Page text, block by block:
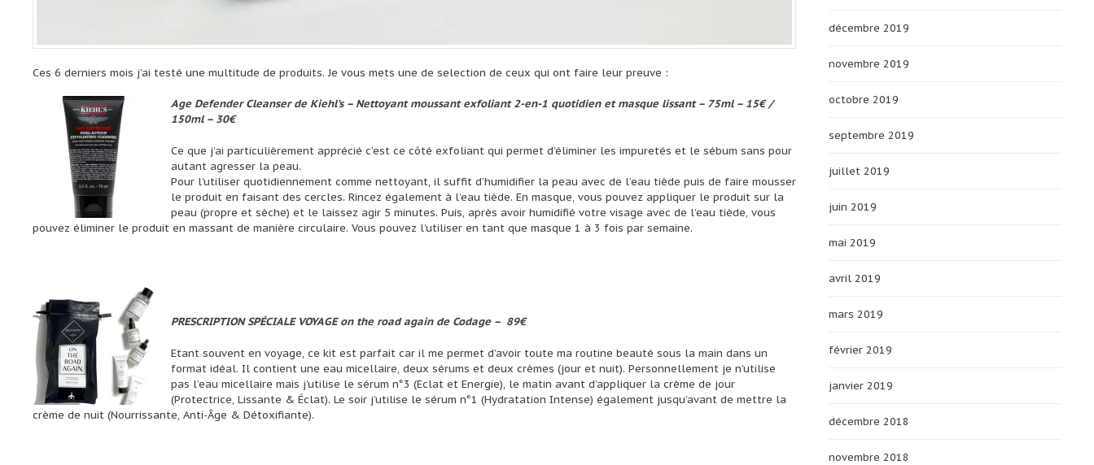
Ces 6 derniers mois j’ai testé une multitude de produits. Je vous mets une de selection de ceux qui ont faire leur preuve :
Age Defender Cleanser de Kiehl’s – Nettoyant moussant exfoliant 2-en-1 quotidien et masque lissant – 75ml – 15€ /
150ml – 30€
Ce que j’ai particulièrement apprécié c’est ce côté exfoliant qui permet d’éliminer les impuretés et le sébum sans pour
autant agresser la peau.
Pour l’utiliser quotidiennement comme nettoyant, il suffit d’humidifier la peau avec de l’eau tiède puis de faire mousser
le produit en faisant des cercles. Rincez également à l’eau tiède. En masque, vous pouvez appliquer le produit sur la
peau (propre et sèche) et le laissez agir 5 minutes. Puis, après avoir humidifié votre visage avec de l’eau tiède, vous
pouvez éliminer le produit en massant de manière circulaire. Vous pouvez l’utiliser en tant que masque 1 à 3 fois par semaine.
PRESCRIPTION SPÉCIALE VOYAGE on the road again de Codage – 89€
Etant souvent en voyage, ce kit est parfait car il me permet d’avoir toute ma routine beauté sous la main dans un
format idéal. Il contient une eau micellaire, deux sérums et deux crèmes (jour et nuit). Personnellement je n’utilise
pas l’eau micellaire mais j’utilise le sérum n°3 (Eclat et Energie), le matin avant d’appliquer la crème de jour
(Protectrice, Lissante & Éclat). Le soir j’utilise le sérum n°1 (Hydratation Intense) également jusqu’avant de mettre la
crème de nuit (Nourrissante, Anti-Âge & Détoxifiante).
décembre 2019
novembre 2019
octobre 2019
septembre 2019
juillet 2019
juin 2019
mai 2019
avril 2019
mars 2019
février 2019
janvier 2019
décembre 2018
novembre 2018